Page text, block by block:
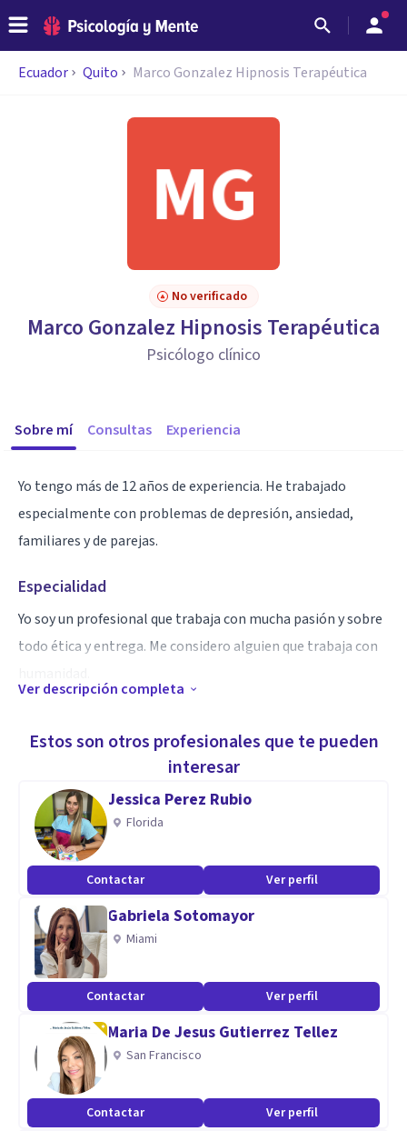
Ecuador Quito Marco Gonzalez Hipnosis Terapéutica
No verificado
Marco Gonzalez Hipnosis Terapéutica
Psicólogo clínico
Sobre mí Consultas Experiencia
Yo tengo más de 12 años de experiencia. He trabajado
especialmente con problemas de depresión, ansiedad,
familiares y de parejas.
Especialidad
Yo soy un profesional que trabaja con mucha pasión y sobre
todo ética y entrega. Me considero alguien que trabaja con
Yo aplico distintas terapias, entre ellas las cognitivo
conductuales, psicodinámica, sistémicas, entre otras.
Ver descripción completa
Estos son otros profesionales que te pueden
interesar
Jessica Perez Rubio
Florida
Contactar Ver perfil
Gabriela Sotomayor
Miami
Contactar Ver perfil
Maria De Jesus Gutierrez Tellez
San Francisco
Contactar Ver perfil